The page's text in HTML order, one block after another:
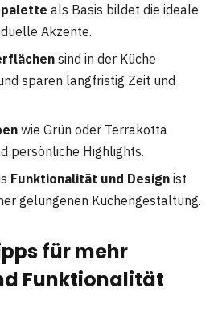
als Basis bildet die ideale
Akzente.
sind in der Küche
sparen langfristig Zeit und
wie Grün oder Terrakotta
persönliche Highlights.
Funktionalität und Design ist
gelungenen Küchengestaltung.
für mehr
Funktionalität